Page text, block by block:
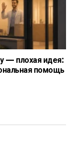
— плохая идея:
помощь